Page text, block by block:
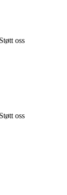
Støtt oss
Støtt oss